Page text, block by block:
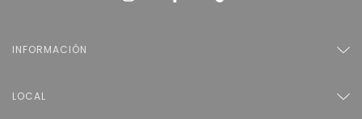
INFORMACIÓN
LOCAL